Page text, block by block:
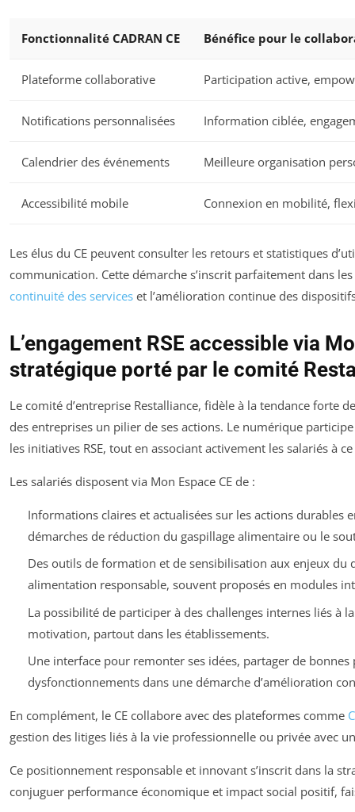
Fonctionnalité CADRAN CE Bénéfice pour le
Plateforme collaborative Participation active,
Notifications personnalisées Information ciblée,
Calendrier des événements Meilleure organisation
Accessibilité mobile Connexion en mobilité,
Les élus du CE peuvent consulter les retours et statistiques
communication. Cette démarche s’inscrit parfaitement dans
continuité des services et l’amélioration continue des
L’engagement RSE accessible via
stratégique porté par le comité
Le comité d’entreprise Restalliance, fidèle à la tendance forte
des entreprises un pilier de ses actions. Le numérique
les initiatives RSE, tout en associant activement les salariés à
Les salariés disposent via Mon Espace CE de :
Informations claires et actualisées sur les actions durables
démarches de réduction du gaspillage alimentaire ou le
Des outils de formation et de sensibilisation aux enjeux du
alimentation responsable, souvent proposés en modules
La possibilité de participer à des challenges internes liés à
motivation, partout dans les établissements.
Une interface pour remonter ses idées, partager de
dysfonctionnements dans une démarche d’amélioration
En complément, le CE collabore avec des plateformes comme
gestion des litiges liés à la vie professionnelle ou privée avec
Ce positionnement responsable et innovant s’inscrit dans la
conjuguer performance économique et impact social positif,